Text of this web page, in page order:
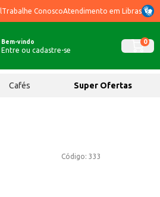
Trabalhe ConoscoAtendimento em Libras
Bem-vindo
Entre ou cadastre-se
0
Cafés Super Ofertas
Código: 333